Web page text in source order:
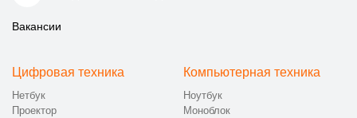
Вакансии
Цифровая техника
Нетбук
Проектор
Компьютерная техника
Ноутбук
Моноблок